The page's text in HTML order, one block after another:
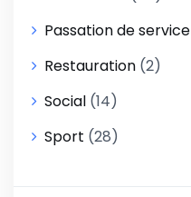
Passation de service
Restauration (2)
Social (14)
Sport (28)